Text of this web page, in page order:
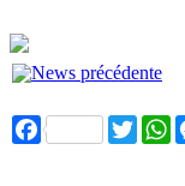
Facebook